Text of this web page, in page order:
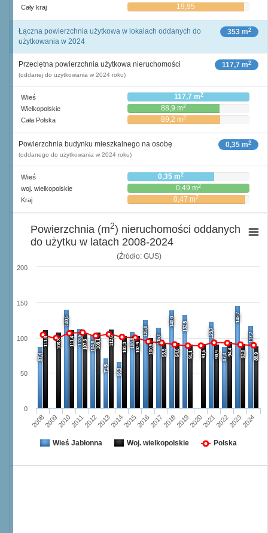
Cały kraj 19,95
353 m2
Łączna powierzchnia użytkowa w lokalach oddanych do
użytkowania w 2024
117,7 m2
Przeciętna powierzchnia użytkowa nieruchomości
(oddanej do użytkowania w 2024 roku)
Wieś 117,7 m2
Wielkopolskie 88,9 m2
Cała Polska 89,2 m2
0,35 m2
Powierzchnia budynku mieszkalnego na osobę
(oddanego do użytkowania w 2024 roku)
Wieś 0,35 m2
woj. wielkopolskie 0,49 m2
Kraj 0,47 m2
(Źródło: GUS)
87,4
140,5
113,5
104,8
71,5 66,3
108,8
125,8
115,0
140,0 132,5
123,7
87,4
145,7
117,7
111,8 108,3 111,4 107,3 108,1 112,6
103,3 102,9 100,5 93,5 94,0 91,1 91,6 90,9 94,4 92,0 88,9
20082009201020112012201320142015201620172018201920202021202220232024
0
50
100
150
200
Powierzchnia (m2) nieruchomości oddanych
do użytku w latach 2008-2024
Wieś Jabłonna Woj. wielkopolskie Polska